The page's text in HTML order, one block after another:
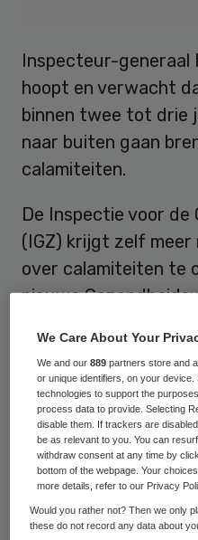
Inspecteur-generaal
hoopt en verwacht
binnen twee tot drie
naar buiten gaan
calamiteiten.
De Inspectie voor de
(IGZ) krijgt zelf
over calamiteiten te
nieuwe
de sector om te
kwaliteit van zorg te
Ronnie van Diemen
ziekenhuizen die
project OPEN. Zij
van 2015 samen
betrokken
We Care About Your
We and our889 partners store and
or unique identifiers, on your
technologies to support the
process data to provide. Selecting
disable them. If trackers are
be as relevant to you. You can
withdraw consent at any time by
bottom of the webpage. Your
more details, refer to our Privacy
Would you rather not? Then we only
these do not record any data about